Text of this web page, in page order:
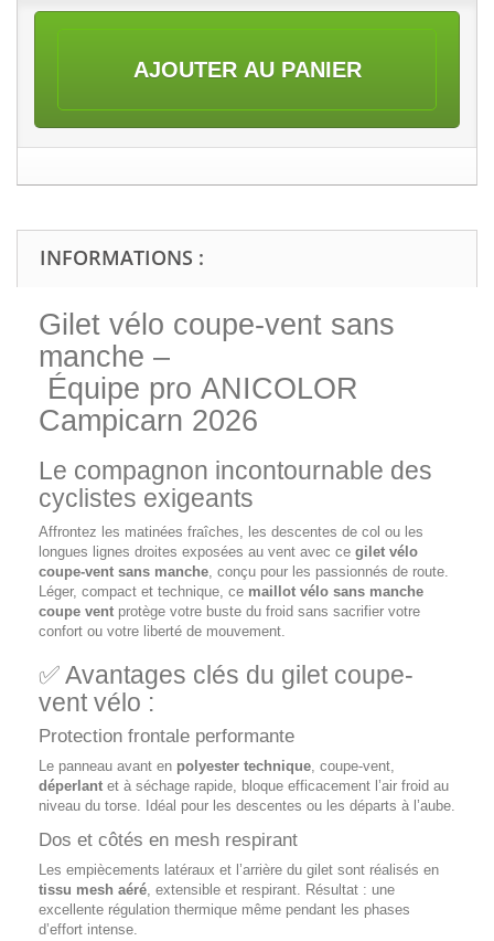
AJOUTER AU PANIER
INFORMATIONS :
Gilet vélo coupe-vent sans
manche –
Équipe pro ANICOLOR
Campicarn 2026
Le compagnon incontournable des
cyclistes exigeants
Affrontez les matinées fraîches, les descentes de col ou les
longues lignes droites exposées au vent avec ce gilet vélo
coupe-vent sans manche, conçu pour les passionnés de route.
Léger, compact et technique, ce maillot vélo sans manche
coupe vent protège votre buste du froid sans sacrifier votre
confort ou votre liberté de mouvement.
✅ Avantages clés du gilet coupe-
vent vélo :
Protection frontale performante
Le panneau avant en polyester technique, coupe-vent,
déperlant et à séchage rapide, bloque efficacement l’air froid au
niveau du torse. Idéal pour les descentes ou les départs à l’aube.
Dos et côtés en mesh respirant
Les empiècements latéraux et l’arrière du gilet sont réalisés en
tissu mesh aéré, extensible et respirant. Résultat : une
excellente régulation thermique même pendant les phases
d’effort intense.